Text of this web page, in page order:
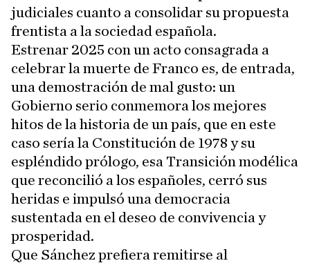
judiciales cuanto a consolidar su propuesta
frentista a la sociedad española.
Estrenar 2025 con un acto consagrada a
celebrar la muerte de Franco es, de entrada,
una demostración de mal gusto: un
Gobierno serio conmemora los mejores
hitos de la historia de un país, que en este
caso sería la Constitución de 1978 y su
espléndido prólogo, esa Transición modélica
que reconcilió a los españoles, cerró sus
heridas e impulsó una democracia
sustentada en el deseo de convivencia y
prosperidad.
Que Sánchez prefiera remitirse al